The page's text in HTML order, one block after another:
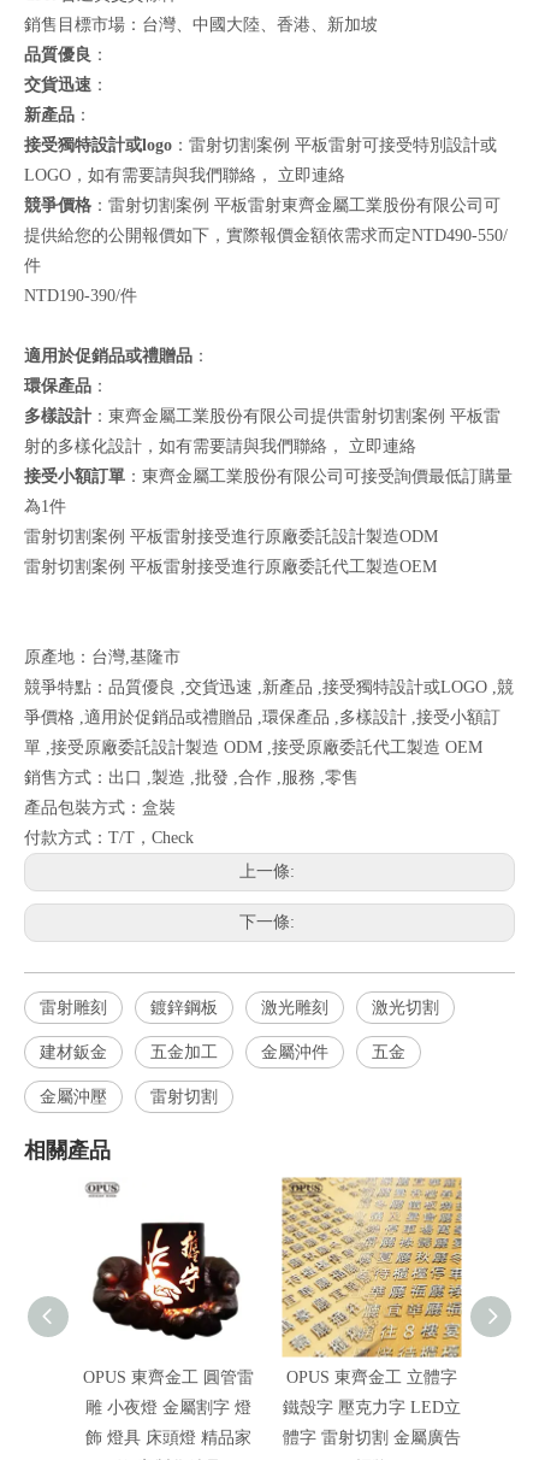
銷售目標市場：台灣、中國大陸、香港、新加坡
品質優良 ：
交貨迅速 ：
新產品 ：
接受獨特設計或logo ：雷射切割案例 平板雷射可接受特別設計或
LOGO，如有需要請與我們聯絡， 立即連絡
競爭價格 ：雷射切割案例 平板雷射東齊金屬工業股份有限公司可
提供給您的公開報價如下，實際報價金額依需求而定NTD490-550/
件
NTD190-390/件
適用於促銷品或禮贈品 ：
環保產品 ：
多樣設計 ：東齊金屬工業股份有限公司提供雷射切割案例 平板雷
射的多樣化設計，如有需要請與我們聯絡， 立即連絡
接受小額訂單 ：東齊金屬工業股份有限公司可接受詢價最低訂購量
為1件
雷射切割案例 平板雷射接受進行原廠委託設計製造ODM
雷射切割案例 平板雷射接受進行原廠委託代工製造OEM
原產地：台灣,基隆市
競爭特點：品質優良 ,交貨迅速 ,新產品 ,接受獨特設計或LOGO ,競
爭價格 ,適用於促銷品或禮贈品 ,環保產品 ,多樣設計 ,接受小額訂
單 ,接受原廠委託設計製造 ODM ,接受原廠委託代工製造 OEM
銷售方式：出口 ,製造 ,批發 ,合作 ,服務 ,零售
產品包裝方式：盒裝
付款方式：T/T，Check
上一條:
下一條:
雷射雕刻 鍍鋅鋼板 激光雕刻 激光切割
建材鈑金 五金加工 金屬沖件 五金
金屬沖壓 雷射切割
相關產品
OPUS 東齊金工 圓管雷
雕 小夜燈 金屬割字 燈
飾 燈具 床頭燈 精品家
OPUS 東齊金工 立體字
鐵殼字 壓克力字 LED立
體字 雷射切割 金屬廣告